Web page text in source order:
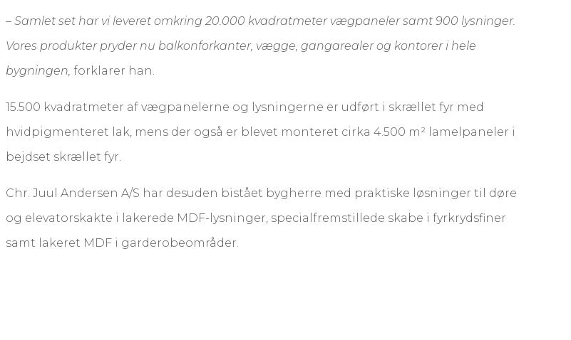
– Samlet set har vi leveret omkring 20.000 kvadratmeter vægpaneler samt 900 lysninger.
Vores produkter pryder nu balkonforkanter, vægge, gangarealer og kontorer i hele
bygningen, ​ forklarer han.
15.500 kvadratmeter af vægpanelerne og lysningerne er udført i skrællet fyr med
hvidpigmenteret lak, mens der også er blevet monteret cirka 4.500 m² lamelpaneler i
bejdset skrællet fyr.
Chr. Juul Andersen A/S har desuden bistået bygherre med praktiske løsninger til døre
og elevatorskakte i lakerede MDF-lysninger, specialfremstillede skabe i fyrkrydsfiner
samt lakeret MDF i garderobeområder.